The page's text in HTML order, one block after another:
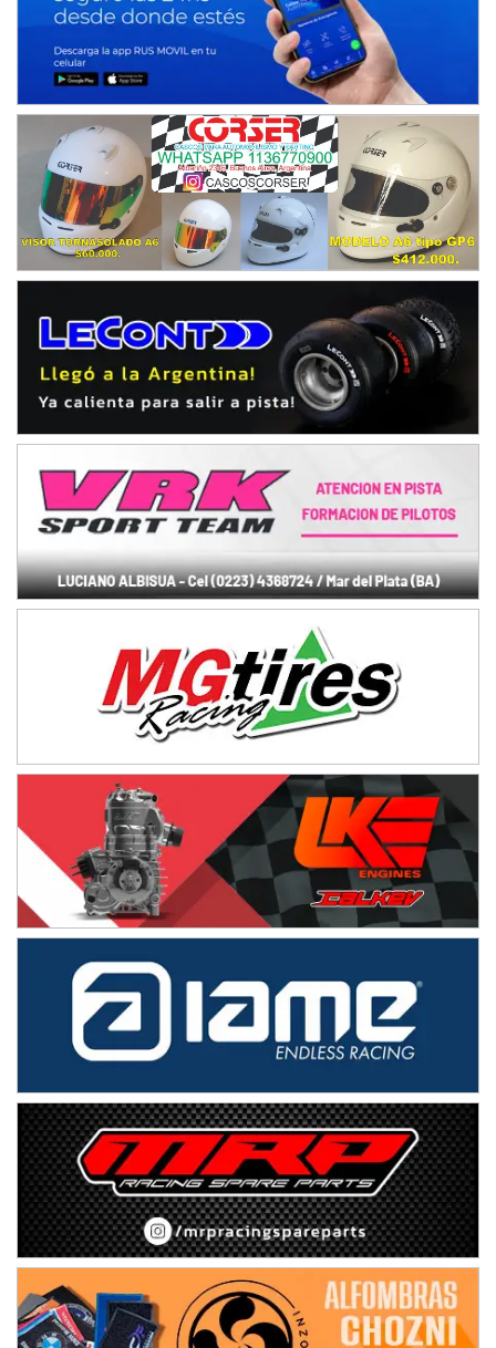
Juventud Unida (Tierra)
Humboldt (Santa Fe)
NORESTE SANTAFESINO - F6
Ciudad de Avellaneda (Asfalto)
Avellaneda (Santa Fe)
SUR SANTAFESINO - F4
José Samuel Sánchez (Tierra)
Rufino (Santa Fe)
TUCUMANO - F5
Juan Navarro (Asfalto)
El Timbó (Tucumán)